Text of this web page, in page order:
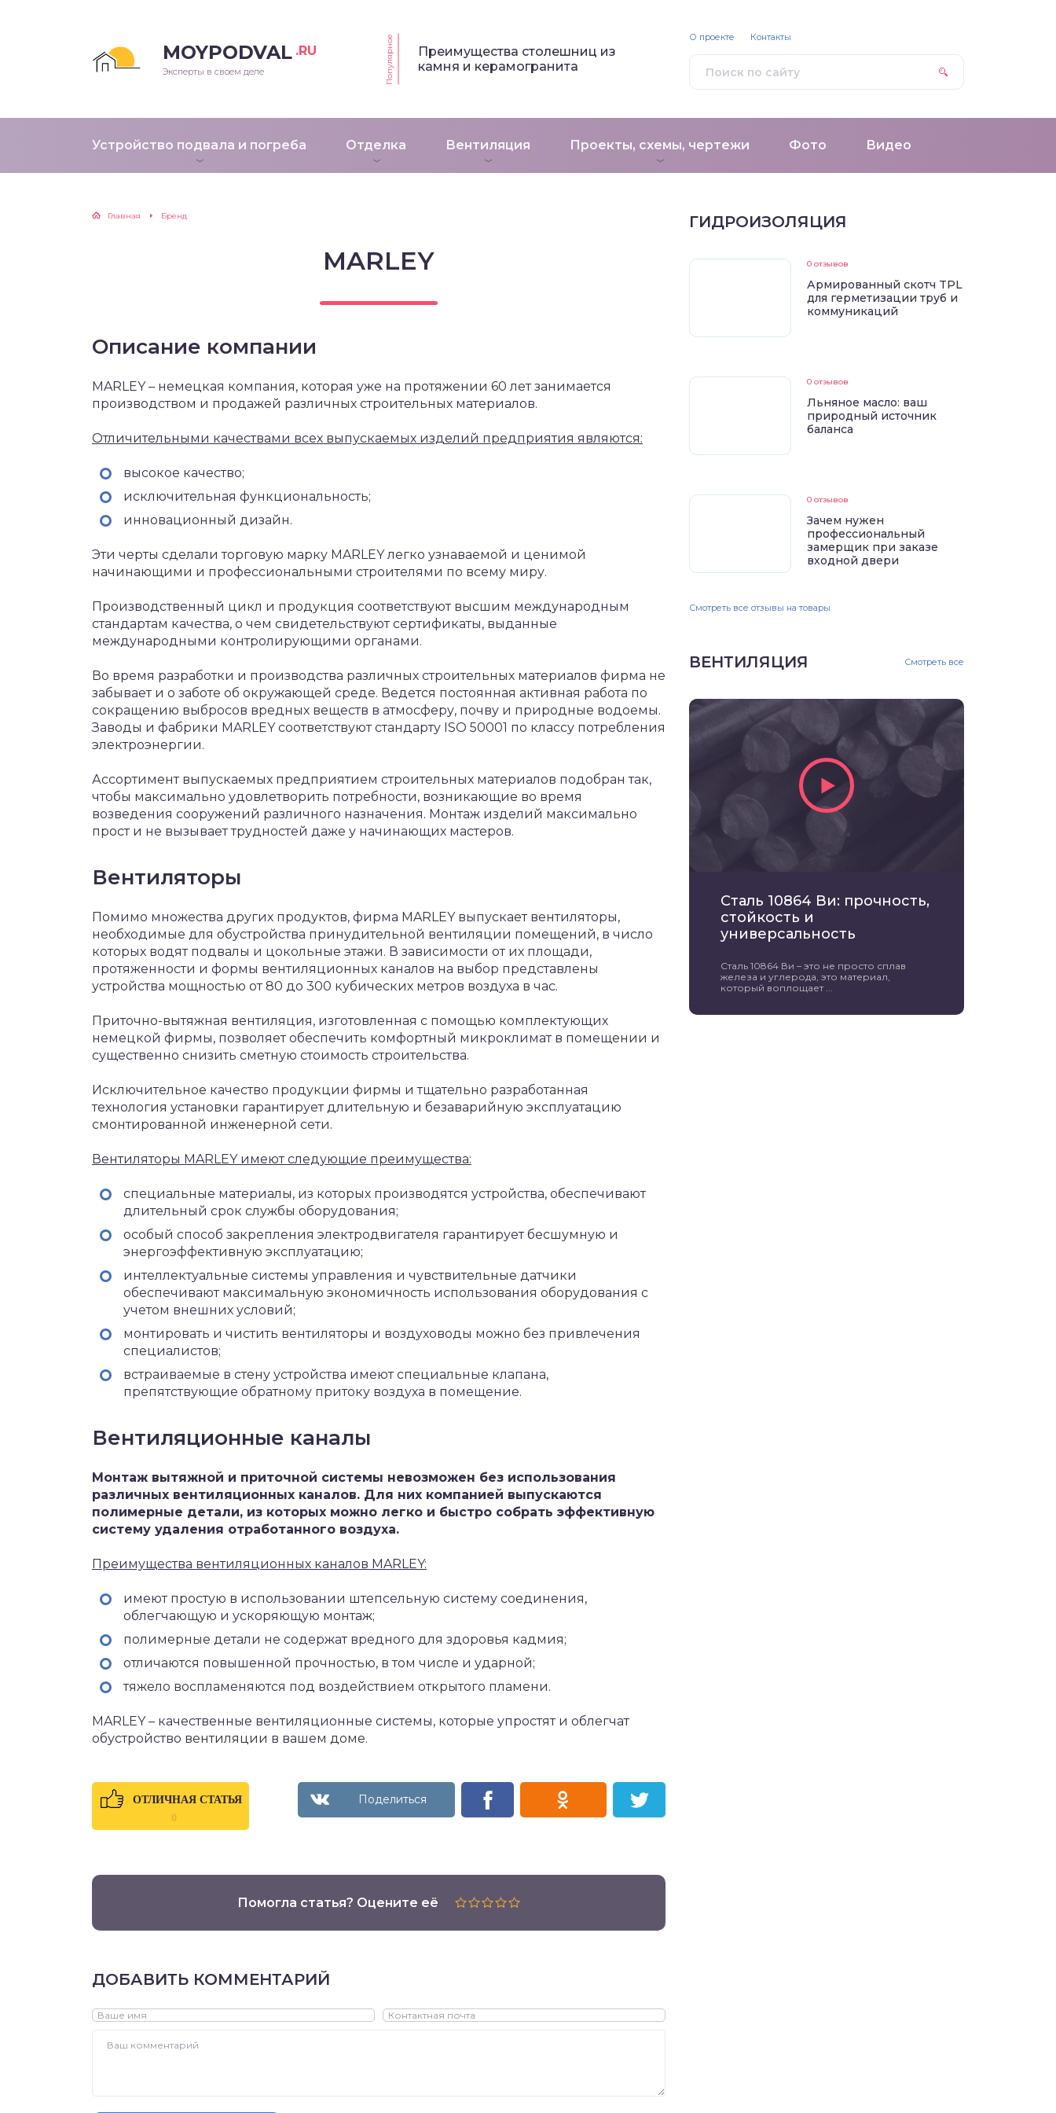
MOYPODVAL .RU
Эксперты в своем деле Популярное
Преимущества столешниц из
камня и керамогранита
Устройство подвала и погреба Отделка Вентиляция Проекты, схемы, чертежи Фото Видео
О проекте Контакты
Главная Бренд
MARLEY
Описание компании
MARLEY – немецкая компания, которая уже на протяжении 60 лет занимается
производством и продажей различных строительных материалов.
Отличительными качествами всех выпускаемых изделий предприятия являются:
высокое качество;
исключительная функциональность;
инновационный дизайн.
Эти черты сделали торговую марку MARLEY легко узнаваемой и ценимой
начинающими и профессиональными строителями по всему миру.
Производственный цикл и продукция соответствуют высшим международным
стандартам качества, о чем свидетельствуют сертификаты, выданные
международными контролирующими органами.
Во время разработки и производства различных строительных материалов фирма не
забывает и о заботе об окружающей среде. Ведется постоянная активная работа по
сокращению выбросов вредных веществ в атмосферу, почву и природные водоемы.
Заводы и фабрики MARLEY соответствуют стандарту ISO 50001 по классу потребления
электроэнергии.
Ассортимент выпускаемых предприятием строительных материалов подобран так,
чтобы максимально удовлетворить потребности, возникающие во время
возведения сооружений различного назначения. Монтаж изделий максимально
прост и не вызывает трудностей даже у начинающих мастеров.
Вентиляторы
Помимо множества других продуктов, фирма MARLEY выпускает вентиляторы,
необходимые для обустройства принудительной вентиляции помещений, в число
которых водят подвалы и цокольные этажи. В зависимости от их площади,
протяженности и формы вентиляционных каналов на выбор представлены
устройства мощностью от 80 до 300 кубических метров воздуха в час.
Приточно-вытяжная вентиляция, изготовленная с помощью комплектующих
немецкой фирмы, позволяет обеспечить комфортный микроклимат в помещении и
существенно снизить сметную стоимость строительства.
Исключительное качество продукции фирмы и тщательно разработанная
технология установки гарантирует длительную и безаварийную эксплуатацию
смонтированной инженерной сети.
Вентиляторы MARLEY имеют следующие преимущества:
специальные материалы, из которых производятся устройства, обеспечивают
длительный срок службы оборудования;
особый способ закрепления электродвигателя гарантирует бесшумную и
энергоэффективную эксплуатацию;
интеллектуальные системы управления и чувствительные датчики
обеспечивают максимальную экономичность использования оборудования с
учетом внешних условий;
монтировать и чистить вентиляторы и воздуховоды можно без привлечения
специалистов;
встраиваемые в стену устройства имеют специальные клапана,
препятствующие обратному притоку воздуха в помещение.
Вентиляционные каналы
Монтаж вытяжной и приточной системы невозможен без использования
различных вентиляционных каналов. Для них компанией выпускаются
полимерные детали, из которых можно легко и быстро собрать эффективную
систему удаления отработанного воздуха.
Преимущества вентиляционных каналов MARLEY:
имеют простую в использовании штепсельную систему соединения,
облегчающую и ускоряющую монтаж;
полимерные детали не содержат вредного для здоровья кадмия;
отличаются повышенной прочностью, в том числе и ударной;
тяжело воспламеняются под воздействием открытого пламени.
MARLEY – качественные вентиляционные системы, которые упростят и облегчат
обустройство вентиляции в вашем доме.
ОТЛИЧНАЯ СТАТЬЯ
0
Помогла статья? Оцените её
ДОБАВИТЬ КОММЕНТАРИЙ
ГИДРОИЗОЛЯЦИЯ
0 отзывов
Армированный скотч TPL
для герметизации труб и
коммуникаций
0 отзывов
Льняное масло: ваш
природный источник
баланса
0 отзывов
Зачем нужен
профессиональный
замерщик при заказе
входной двери
Смотреть все отзывы на товары
ВЕНТИЛЯЦИЯ Смотреть все
Сталь 10864 Ви: прочность,
стойкость и
универсальность
Сталь 10864 Ви – это не просто сплав
железа и углерода, это материал,
который воплощает ...